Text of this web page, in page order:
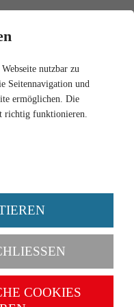
nutzbar zu
Seitennavigation und
ermöglichen. Die
richtig funktionieren.
COOKIES